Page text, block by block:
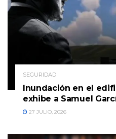
SEGURIDAD
Inundación en el
exhibe a Samuel
27 JULIO, 2026